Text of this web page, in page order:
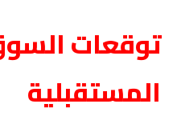
توقعات
المستقبلية